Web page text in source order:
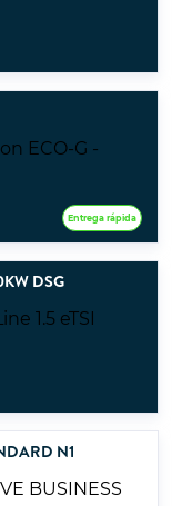
Entrega rápida
DSG
N1